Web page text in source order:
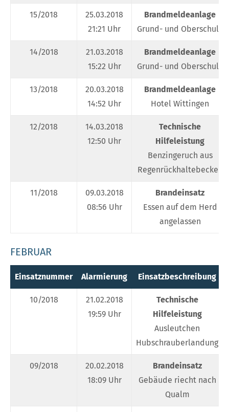
15/2018
25.03.2018
21:21 Uhr
Brandmeldeanlage
Grund- und Oberschule
14/2018
21.03.2018
15:22 Uhr
Brandmeldeanlage
Grund- und Oberschule
13/2018
20.03.2018
14:52 Uhr
Brandmeldeanlage
Hotel Wittingen
12/2018
14.03.2018
12:50 Uhr
Technische
Hilfeleistung
Benzingeruch aus
Regenrückhaltebecken
11/2018
09.03.2018
08:56 Uhr
Brandeinsatz
Essen auf dem Herd
angelassen
FEBRUAR
Einsatznummer Alarmierung Einsatzbeschreibung
10/2018
21.02.2018
19:59 Uhr
Technische
Hilfeleistung
Ausleutchen
Hubschrauberlandung
09/2018
20.02.2018
18:09 Uhr
Brandeinsatz
Gebäude riecht nach
Qualm